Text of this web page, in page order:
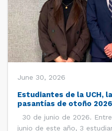
June 30, 2026
Estudiantes de la UCH,
pasantías de otoño
30 de junio de 2026.
junio de este año, 3